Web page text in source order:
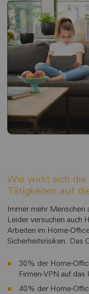
Wie wirkt sich
Tätigkeiten auf
Immer mehr Menschen
Leider versuchen auch
Arbeiten im Home-
Sicherheitsrisiken. Das
30% der Home-
Firmen-VPN auf
40% der Home-